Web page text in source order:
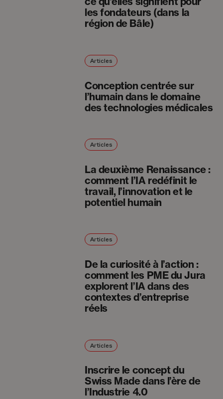
les fondateurs (dans la
région de Bâle)
Articles
Conception centrée sur
l’humain dans le domaine
des technologies médicales
Articles
La deuxième Renaissance :
comment l’IA redéfinit le
travail, l’innovation et le
potentiel humain
Articles
De la curiosité à l’action :
comment les PME du Jura
explorent l’IA dans des
contextes d’entreprise
réels
Articles
Inscrire le concept du
Swiss Made dans l’ère de
l’Industrie 4.0